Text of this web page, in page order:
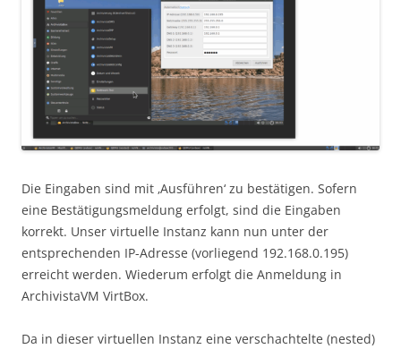
Die Eingaben sind mit ‚Ausführen‘ zu bestätigen. Sofern
eine Bestätigungsmeldung erfolgt, sind die Eingaben
korrekt. Unser virtuelle Instanz kann nun unter der
entsprechenden IP-Adresse (vorliegend 192.168.0.195)
erreicht werden. Wiederum erfolgt die Anmeldung in
ArchivistaVM VirtBox.
Da in dieser virtuellen Instanz eine verschachtelte (nested)